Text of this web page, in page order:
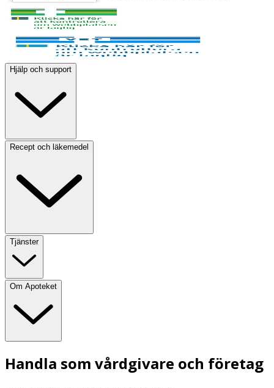
Hjälp och support
Recept och läkemedel
Tjänster
Om Apoteket
Handla som vårdgivare och företag